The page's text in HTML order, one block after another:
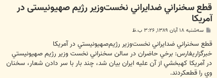
قطع سخنراني ضدايراني نخست‌وزير رژیم صهیونیستی در
آمریکا
ت
سه‌شنبه ۱۸ آبان ۱۳۸۹, ۳:۲۶ ب.ظ
قطع سخنراني ضدايراني نخست‌وزير رژيم‌صهيونيستي در آمريكا
خبرگزاريفارس: برخي حاضران در سالن سخنراني نخست وزير رژيم صهيونيستي
در آمريكا كهبخشي از آن عليه ايران بيان شد، چند بار با سر دادن شعار، سخنان
وي را قطعكردند.